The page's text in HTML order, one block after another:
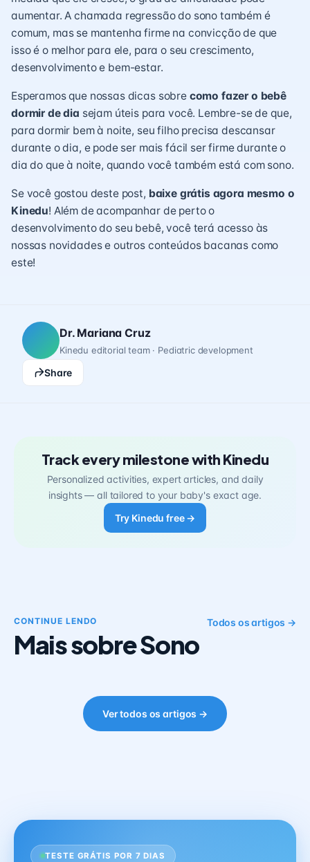
aumentar. A chamada regressão do sono também é
comum, mas se mantenha firme na convicção de que
isso é o melhor para ele, para o seu crescimento,
desenvolvimento e bem-estar.
Esperamos que nossas dicas sobre como fazer o bebê
dormir de dia sejam úteis para você. Lembre-se de que,
para dormir bem à noite, seu filho precisa descansar
durante o dia, e pode ser mais fácil ser firme durante o
dia do que à noite, quando você também está com sono.
Se você gostou deste post, baixe grátis agora mesmo o
Kinedu! Além de acompanhar de perto o
desenvolvimento do seu bebê, você terá acesso às
nossas novidades e outros conteúdos bacanas como
este!
Dr. Mariana Cruz
Kinedu editorial team · Pediatric development
Share
Track every milestone with Kinedu
Personalized activities, expert articles, and daily
insights — all tailored to your baby's exact age.
Try Kinedu free →
CONTINUE LENDO
Mais sobre Sono
Todos os artigos →
Ver todos os artigos →
TESTE GRÁTIS POR 7 DIAS